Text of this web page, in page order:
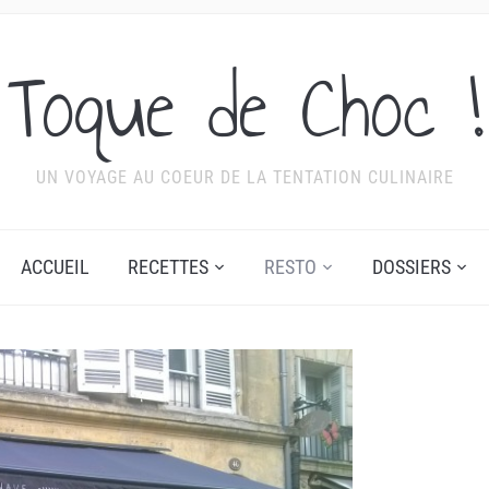
Toque de Choc !
UN VOYAGE AU COEUR DE LA TENTATION CULINAIRE
ACCUEIL RECETTES RESTO DOSSIERS